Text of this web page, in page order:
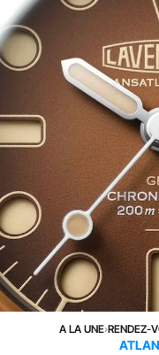
A LA UNE›RENDEZ-